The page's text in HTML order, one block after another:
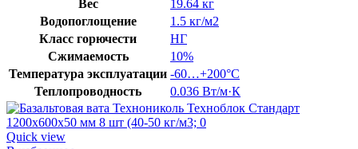
Вес
19.64 кг
Водопоглощение
1.5 кг/м2
Класс горючести
НГ
Сжимаемость
10%
Температура эксплуатации -60…+200°C
Теплопроводность
0.036 Вт/м·К
Quick view